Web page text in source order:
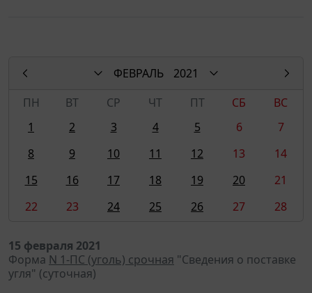
ФЕВРАЛЬ
2021
ПН
ВТ СР ЧТ ПТ СБ
ВС
1
2 3 4 5 6
7
8
9 10 11 12 13
14
15
16 17 18 19 20
21
22
23 24 25 26 27 28
15 февраля 2021
Форма N 1-ПС (уголь) срочная "Сведения о поставке
угля" (суточная)